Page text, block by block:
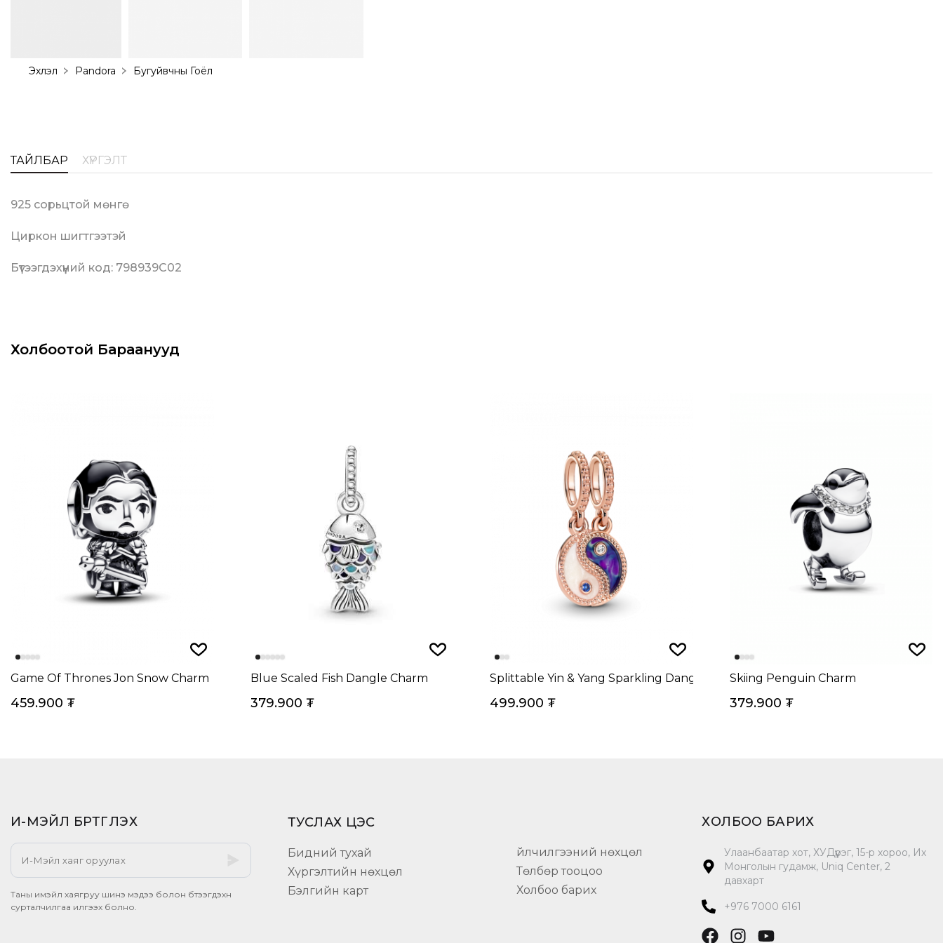
Эхлэл Pandora Бугуйвчны Гоёл
ТАЙЛБАР ХҮРГЭЛТ
925 сорьцтой мөнгө
Циркон шигтгээтэй
Бүтээгдэхүүний код: 798939C02
Холбоотой Бараанууд
Game Of Thrones Jon Snow Charm
459.900 ₮
Blue Scaled Fish Dangle Charm
379.900 ₮
Splittable Yin & Yang Sparkling Dangle Charm
499.900 ₮
Skiing Penguin Charm
379.900 ₮
И-МЭЙЛ БҮРТГҮҮЛЭХ​
Таны имэйл хаягруу шинэ мэдээ болон бүтээгдэхүүн
сурталчилгаа илгээх болно.
ТУСЛАХ ЦЭС
Бидний тухай
Хүргэлтийн нөхцөл
Бэлгийн карт
Үйлчилгээний нөхцөл
Төлбөр тооцоо
Холбоо барих
ХОЛБОО БАРИХ
Улаанбаатар хот, ХУДүүрэг, 15-р хороо, Их
Монголын гудамж, Uniq Center, 2
давхарт
+976 7000 6161